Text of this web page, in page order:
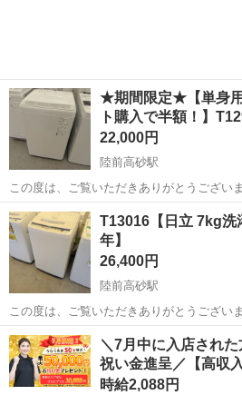
★期間限定★【単身
ト購入で半額！】
22,000円
陸前高砂駅
この度は、ご覧いただきありがとうございます。
----------------------------- ★期間限
宮城 仙台市 陸前高砂駅 生活家
T13016【日立 7kg洗
年】
26,400円
陸前高砂駅
この度は、ご覧いただきありがとうございます。
-----------------------------
宮城 仙台市 陸前高砂駅 生活家
＼7月中に入店され
祝い金進呈／【高収
時給2,088円